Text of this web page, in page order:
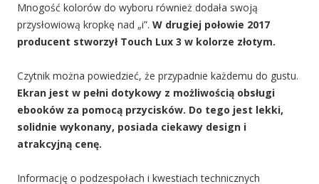
Mnogość kolorów do wyboru również dodała swoją
przysłowiową kropkę nad „i”. W drugiej połowie 2017
producent stworzył Touch Lux 3 w kolorze złotym.
Czytnik można powiedzieć, że przypadnie każdemu do gustu.
Ekran jest w pełni dotykowy z możliwością obsługi
ebooków za pomocą przycisków. Do tego jest lekki,
solidnie wykonany, posiada ciekawy design i
atrakcyjną cenę.
Informację o podzespołach i kwestiach technicznych